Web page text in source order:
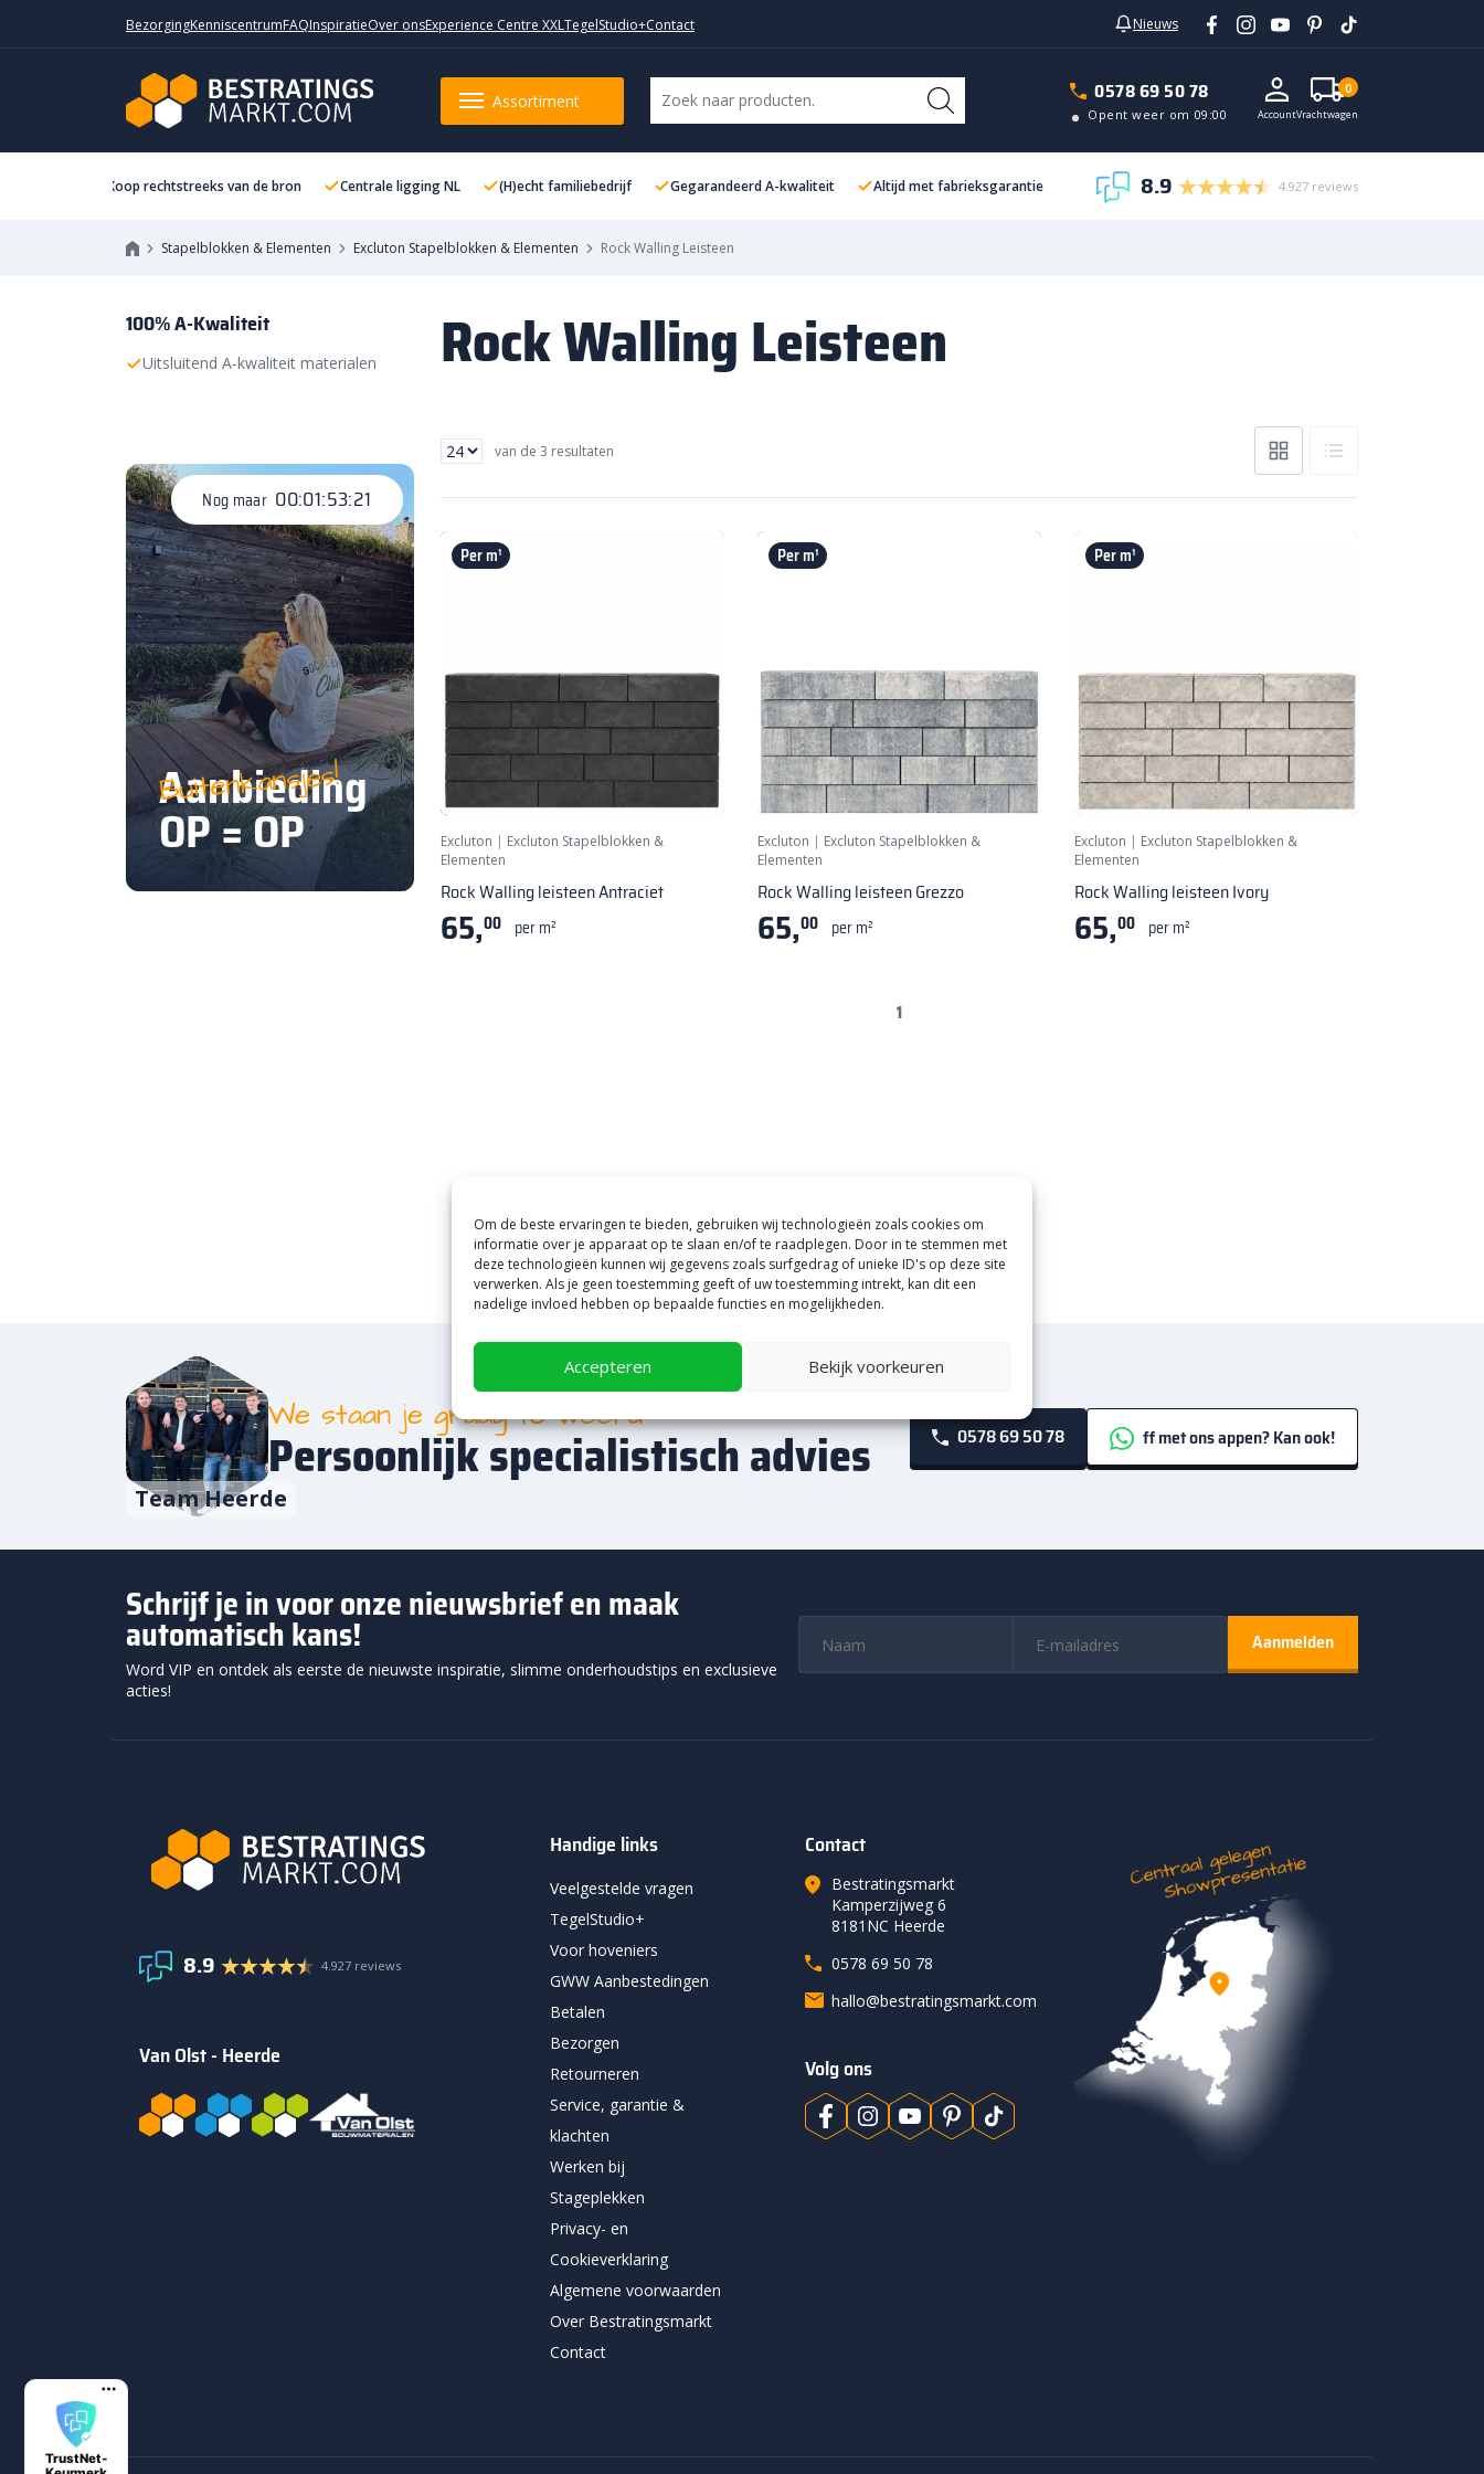
Om de beste ervaringen te bieden, gebruiken wij technologieën zoals cookies om
informatie over je apparaat op te slaan en/of te raadplegen. Door in te stemmen met
deze technologieën kunnen wij gegevens zoals surfgedrag of unieke ID's op deze site
verwerken. Als je geen toestemming geeft of uw toestemming intrekt, kan dit een
nadelige invloed hebben op bepaalde functies en mogelijkheden.
Accepteren Bekijk voorkeuren
BezorgingKenniscentrumFAQInspiratieOver onsExperience Centre XXLTegelStudio+Contact Nieuws
Assortiment 0578 69 50 78
Opent weer om 09:00 AccountVrachtwagen
0
Koop rechtstreeks van de bron Centrale ligging NL (H)echt familiebedrijf Gegarandeerd A-kwaliteit Altijd met fabrieksgarantie 8.9 4.927 reviews
Stapelblokken & Elementen Excluton Stapelblokken & Elementen Rock Walling Leisteen
100% A-Kwaliteit
Uitsluitend A-kwaliteit materialen
Nog maar 00:01:53:21
Buitenkansjes!
Aanbieding
OP = OP
Rock Walling Leisteen
van de 3 resultaten
Per m¹
Excluton | Excluton Stapelblokken &
Elementen
Rock Walling leisteen Antraciet
65,00 per m²
Per m¹
Excluton | Excluton Stapelblokken &
Elementen
Rock Walling leisteen Grezzo
65,00 per m²
Per m¹
Excluton | Excluton Stapelblokken &
Elementen
Rock Walling leisteen Ivory
65,00 per m²
1
Team Heerde
We staan je graag te woord
Persoonlijk specialistisch advies 0578 69 50 78 ff met ons appen? Kan ook!
Schrijf je in voor onze nieuwsbrief en maak
automatisch kans!
Word VIP en ontdek als eerste de nieuwste inspiratie, slimme onderhoudstips en exclusieve
acties!
8.9 4.927 reviews
Van Olst - Heerde
Handige links
Veelgestelde vragen
TegelStudio+
Voor hoveniers
GWW Aanbestedingen
Betalen
Bezorgen
Retourneren
Service, garantie &
klachten
Werken bij
Stageplekken
Privacy- en
Cookieverklaring
Algemene voorwaarden
Over Bestratingsmarkt
Contact
Contact
Bestratingsmarkt
Kamperzijweg 6
8181NC Heerde
0578 69 50 78
hallo@bestratingsmarkt.com
Volg ons
TrustNet-